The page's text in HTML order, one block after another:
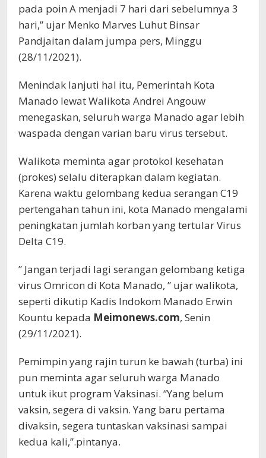
pada poin A menjadi 7 hari dari sebelumnya 3
hari,” ujar Menko Marves Luhut Binsar
Pandjaitan dalam jumpa pers, Minggu
(28/11/2021).
Menindak lanjuti hal itu, Pemerintah Kota
Manado lewat Walikota Andrei Angouw
menegaskan, seluruh warga Manado agar lebih
waspada dengan varian baru virus tersebut.
Walikota meminta agar protokol kesehatan
(prokes) selalu diterapkan dalam kegiatan.
Karena waktu gelombang kedua serangan C19
pertengahan tahun ini, kota Manado mengalami
peningkatan jumlah korban yang tertular Virus
Delta C19.
” Jangan terjadi lagi serangan gelombang ketiga
virus Omricon di Kota Manado, ” ujar walikota,
seperti dikutip Kadis Indokom Manado Erwin
Kountu kepada Meimonews.com, Senin
(29/11/2021).
Pemimpin yang rajin turun ke bawah (turba) ini
pun meminta agar seluruh warga Manado
untuk ikut program Vaksinasi. “Yang belum
vaksin, segera di vaksin. Yang baru pertama
divaksin, segera tuntaskan vaksinasi sampai
kedua kali,”.pintanya.